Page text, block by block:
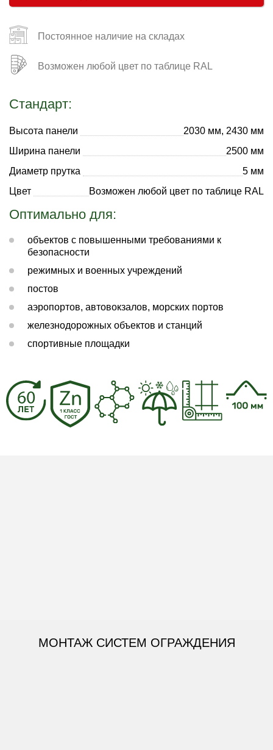
Постоянное наличие на складах
Возможен любой цвет по таблице RAL
Стандарт:
Высота панели
2030 мм, 2430 мм
Ширина панели
2500 мм
Диаметр прутка
5 мм
Цвет
Возможен любой цвет по таблице RAL
Оптимально для:
объектов с повышенными требованиями к
безопасности
режимных и военных учреждений
постов
аэропортов, автовокзалов, морских портов
железнодорожных объектов и станций
спортивные площадки
МОНТАЖ СИСТЕМ ОГРАЖДЕНИЯ